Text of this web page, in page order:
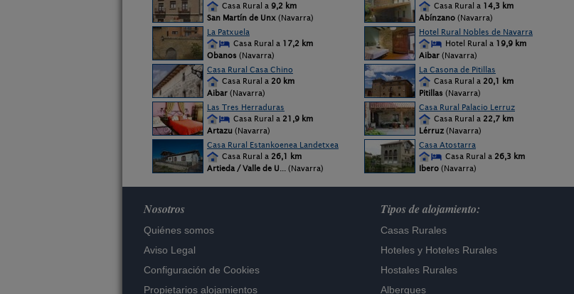
Casa Rural a 9,2 km
San Martín de Unx (Navarra)
Casa Rural a 14,3 km
Abínzano (Navarra)
La Patxuela
Casa Rural a 17,2 km
Obanos (Navarra)
Hotel Rural Nobles de Navarra
Hotel Rural a 19,9 km
Aibar (Navarra)
Casa Rural Casa Chino
Casa Rural a 20 km
Aibar (Navarra)
La Casona de Pitillas
Casa Rural a 20,1 km
Pitillas (Navarra)
Las Tres Herraduras
Casa Rural a 21,9 km
Artazu (Navarra)
Casa Rural Palacio Lerruz
Casa Rural a 22,7 km
Lérruz (Navarra)
Casa Rural Estankoenea Landetxea
Casa Rural a 26,1 km
Artieda / Valle de U... (Navarra)
Casa Atostarra
Casa Rural a 26,3 km
Ibero (Navarra)
Nosotros
Quiénes somos
Aviso Legal
Configuración de Cookies
Propietarios alojamientos
Tipos de alojamiento:
Casas Rurales
Hoteles y Hoteles Rurales
Hostales Rurales
Albergues